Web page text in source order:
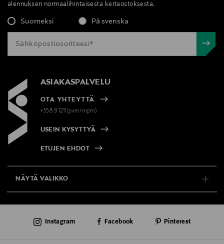
alennuksen normaalihintaisesta kertaostoksesta.
Suomeksi På svenska
ASIAKASPALVELU
OTA YHTEYTTÄ
+358 9 1211(pvm/mpm)
USEIN KYSYTTYÄ
ETUJEN EHDOT
NÄYTÄ VALIKKO
AJANKOHTAISTA
Instagram Facebook Pinterest